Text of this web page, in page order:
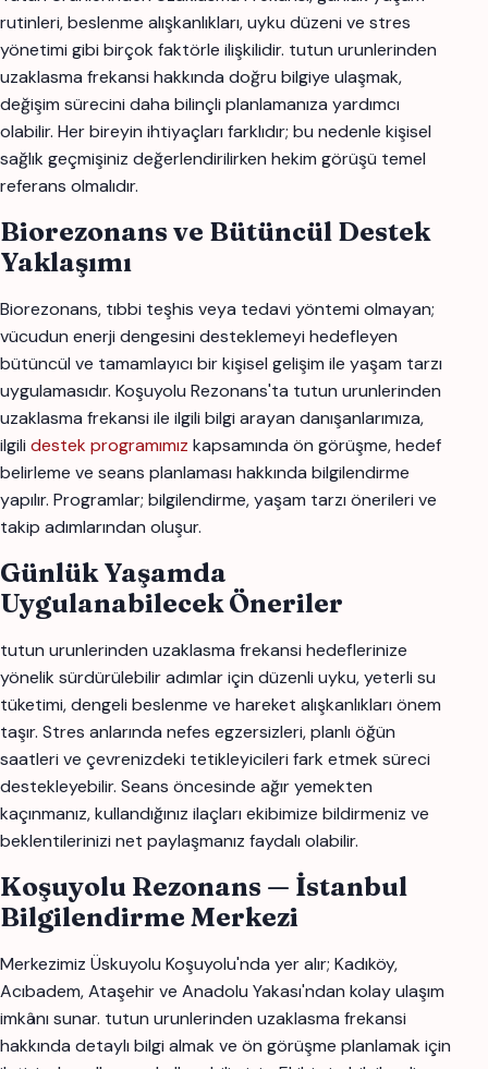
rutinleri, beslenme alışkanlıkları, uyku düzeni ve stres
yönetimi gibi birçok faktörle ilişkilidir. tutun urunlerinden
uzaklasma frekansi hakkında doğru bilgiye ulaşmak,
değişim sürecini daha bilinçli planlamanıza yardımcı
olabilir. Her bireyin ihtiyaçları farklıdır; bu nedenle kişisel
sağlık geçmişiniz değerlendirilirken hekim görüşü temel
referans olmalıdır.
Biorezonans ve Bütüncül Destek
Yaklaşımı
Biorezonans, tıbbi teşhis veya tedavi yöntemi olmayan;
vücudun enerji dengesini desteklemeyi hedefleyen
bütüncül ve tamamlayıcı bir kişisel gelişim ile yaşam tarzı
uygulamasıdır. Koşuyolu Rezonans'ta tutun urunlerinden
uzaklasma frekansi ile ilgili bilgi arayan danışanlarımıza,
ilgili destek programımız kapsamında ön görüşme, hedef
belirleme ve seans planlaması hakkında bilgilendirme
yapılır. Programlar; bilgilendirme, yaşam tarzı önerileri ve
takip adımlarından oluşur.
Günlük Yaşamda
Uygulanabilecek Öneriler
tutun urunlerinden uzaklasma frekansi hedeflerinize
yönelik sürdürülebilir adımlar için düzenli uyku, yeterli su
tüketimi, dengeli beslenme ve hareket alışkanlıkları önem
taşır. Stres anlarında nefes egzersizleri, planlı öğün
saatleri ve çevrenizdeki tetikleyicileri fark etmek süreci
destekleyebilir. Seans öncesinde ağır yemekten
kaçınmanız, kullandığınız ilaçları ekibimize bildirmeniz ve
beklentilerinizi net paylaşmanız faydalı olabilir.
Koşuyolu Rezonans — İstanbul
Bilgilendirme Merkezi
Merkezimiz Üskuyolu Koşuyolu'nda yer alır; Kadıköy,
Acıbadem, Ataşehir ve Anadolu Yakası'ndan kolay ulaşım
imkânı sunar. tutun urunlerinden uzaklasma frekansi
hakkında detaylı bilgi almak ve ön görüşme planlamak için